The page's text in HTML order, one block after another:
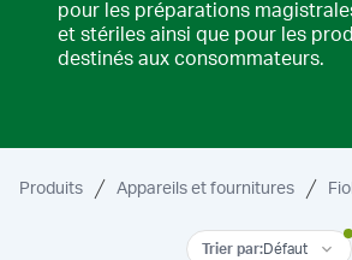
pour les préparations
et stériles ainsi que pour les
destinés aux consommateurs.
Produits Appareils et fournitures
Trier par:Défaut